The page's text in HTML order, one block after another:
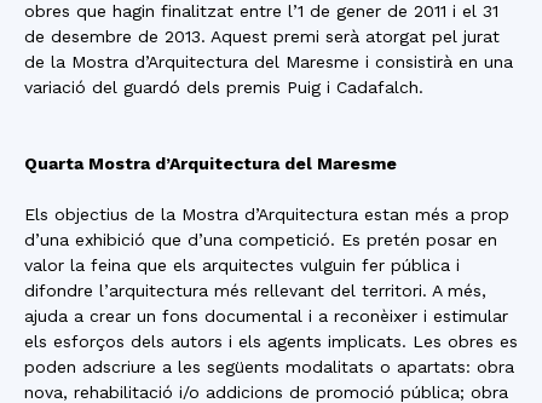
obres que hagin finalitzat entre l’1 de gener de 2011 i el 31
de desembre de 2013. Aquest premi serà atorgat pel jurat
de la Mostra d’Arquitectura del Maresme i consistirà en una
variació del guardó dels premis Puig i Cadafalch.
Quarta Mostra d’Arquitectura del Maresme
Els objectius de la Mostra d’Arquitectura estan més a prop
d’una exhibició que d’una competició. Es pretén posar en
valor la feina que els arquitectes vulguin fer pública i
difondre l’arquitectura més rellevant del territori. A més,
ajuda a crear un fons documental i a reconèixer i estimular
els esforços dels autors i els agents implicats. Les obres es
poden adscriure a les següents modalitats o apartats: obra
nova, rehabilitació i/o addicions de promoció pública; obra